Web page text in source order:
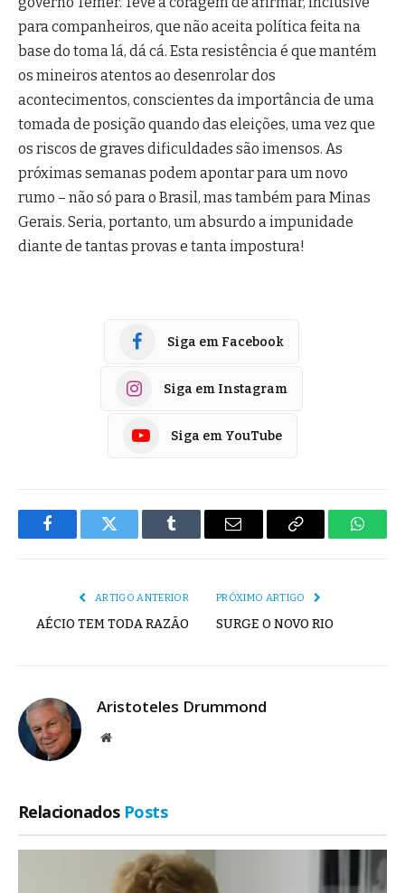
para companheiros, que não aceita política feita na
base do toma lá, dá cá. Esta resistência é que mantém
os mineiros atentos ao desenrolar dos
acontecimentos, conscientes da importância de uma
tomada de posição quando das eleições, uma vez que
os riscos de graves dificuldades são imensos. As
próximas semanas podem apontar para um novo
rumo – não só para o Brasil, mas também para Minas
Gerais. Seria, portanto, um absurdo a impunidade
diante de tantas provas e tanta impostura!
Siga em Facebook
Siga em Instagram
Siga em YouTube
FacebookTwitter Tumblr
E-
Copiar
ARTIGO ANTERIOR
AÉCIO TEM TODA RAZÃO
PRÓXIMO ARTIGO
SURGE O NOVO RIO
Aristoteles Drummond
Site
Relacionados Posts